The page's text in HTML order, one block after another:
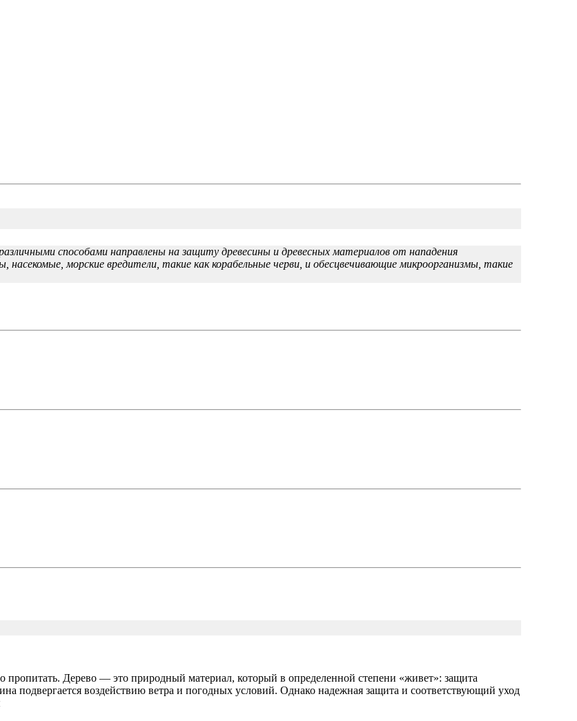
способами направлены на защиту древесины и древесных материалов от нападения
морские вредители, такие как корабельные черви, и обесцвечивающие микроорганизмы, такие
пропитать. Дерево — это природный материал, который в определенной степени «живет»: защита
подвергается воздействию ветра и погодных условий. Однако надежная защита и соответствующий уход